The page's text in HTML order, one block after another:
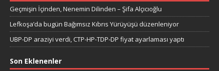
Geçmişin İçinden, Nenemin Dilinden – Şifa Alçıcıoğlu
Lefkoşa’da bugün Bağımsız Kıbrıs Yürüyüşü düzenleniyor
UBP-DP araziyi verdi, CTP-HP-TDP-DP fiyat ayarlaması yaptı
Son Eklenenler